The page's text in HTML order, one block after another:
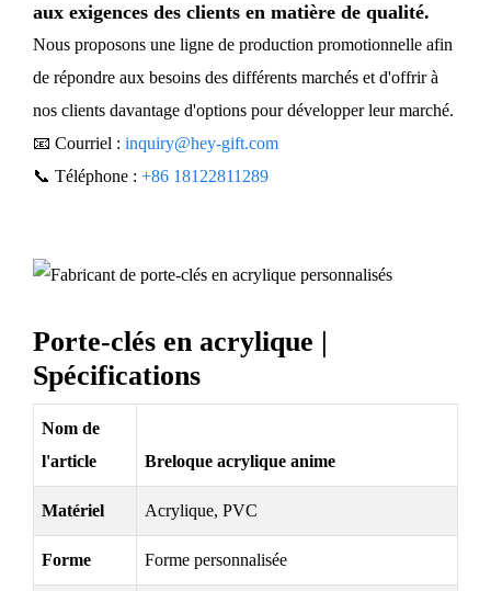
aux exigences des clients en matière de qualité.
Nous proposons une ligne de production promotionnelle afin
de répondre aux besoins des différents marchés et d'offrir à
nos clients davantage d'options pour développer leur marché.
📧 Courriel : inquiry@hey-gift.com
📞 Téléphone : +86 18122811289
Porte-clés en acrylique |
Spécifications
Nom de
l'article
Breloque acrylique anime
Matériel Acrylique, PVC
Forme Forme personnalisée